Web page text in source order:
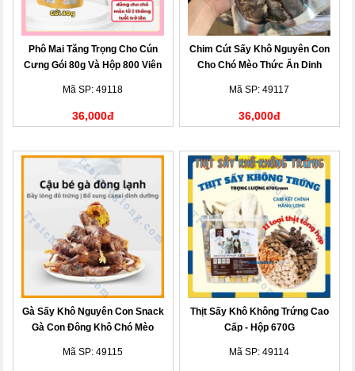
Phô Mai Tăng Trọng Cho Cún
Cưng Gói 80g Và Hộp 800 Viên
Mã SP: 49118
36,000đ
Chim Cút Sấy Khô Nguyên Con
Cho Chó Mèo Thức Ăn Dinh
Mã SP: 49117
36,000đ
Gà Sấy Khô Nguyên Con Snack
Gà Con Đông Khô Chó Mèo
Mã SP: 49115
Thịt Sấy Khô Không Trứng Cao
Cấp - Hộp 670G
Mã SP: 49114